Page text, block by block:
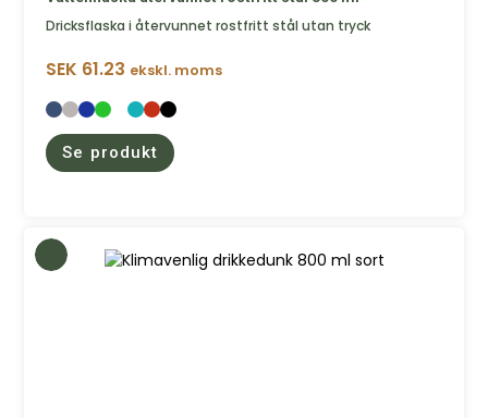
Dricksflaska i återvunnet rostfritt stål utan tryck
SEK 61.23 ekskl. moms
Se produkt